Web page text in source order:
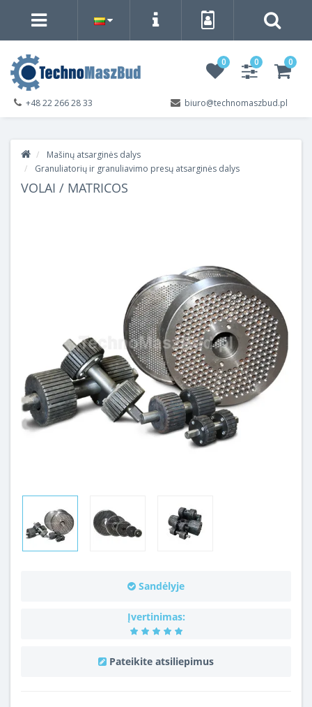
0 0 0
biuro@technomaszbud.pl
+48 22 266 28 33
Mašinų atsarginės dalys
Granuliatorių ir granuliavimo presų atsarginės dalys
VOLAI / MATRICOS
Sandėlyje
Įvertinimas:
Pateikite atsiliepimus